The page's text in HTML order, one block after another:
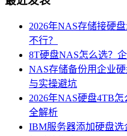
2026年NAS存储接硬
不行？
8T硬盘NAS怎么选？
NAS存储备份用企业
与实操避坑
2026年NAS硬盘4TB
全解析
IBM服务器添加硬盘选